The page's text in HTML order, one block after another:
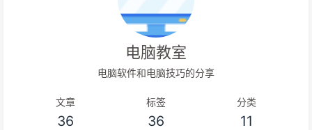
电脑教室
电脑软件和电脑技巧的分享
文章
36
标签
36
分类
11